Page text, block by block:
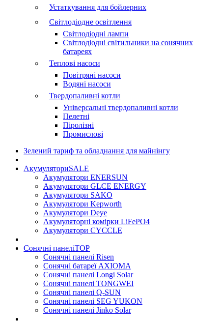
Устаткування для бойлерних
Світлодіодне освітлення
Світлодіодні лампи
Світлодіодні світильники на сонячних
батареях
Теплові насоси
Повітряні насоси
Водяні насоси
Твердопаливні котли
Універсальні твердопаливні котли
Пелетні
Піролізні
Промислові
Зелений тариф та обладнання для майнінгу
АкумуляториSALE
Акумулятори ENERSUN
Акумулятори GLCE ENERGY
Акумулятори SAKO
Акумулятори Kepworth
Акумулятори Deye
Акумуляторні комірки LiFePO4
Акумулятори CYCCLE
Сонячні панеліTOP
Сонячні панелі Risen
Сонячні батареї AXIOMA
Сонячні панелі Longi Solar
Сонячні панелі TONGWEI
Сонячні панелі Q-SUN
Сонячні панелі SEG YUKON
Сонячні панелі Jinko Solar